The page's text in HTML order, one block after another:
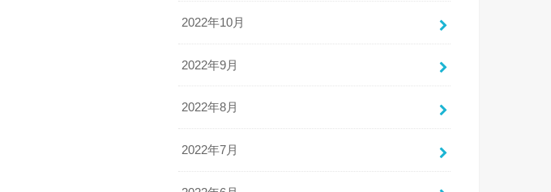
2022年10月
2022年9月
2022年8月
2022年7月